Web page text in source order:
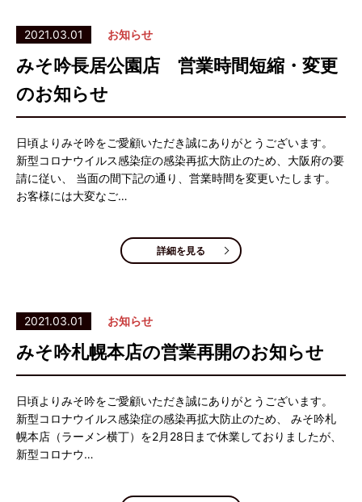
2021.03.01 お知らせ
みそ吟長居公園店 営業時間短縮・変更
のお知らせ
日頃よりみそ吟をご愛顧いただき誠にありがとうございます。
新型コロナウイルス感染症の感染再拡大防止のため、大阪府の要
請に従い、 当面の間下記の通り、営業時間を変更いたします。
お客様には大変なご…
詳細を見る
2021.03.01 お知らせ
みそ吟札幌本店の営業再開のお知らせ
日頃よりみそ吟をご愛顧いただき誠にありがとうございます。
新型コロナウイルス感染症の感染再拡大防止のため、 みそ吟札
幌本店（ラーメン横丁）を2月28日まで休業しておりましたが、
新型コロナウ…